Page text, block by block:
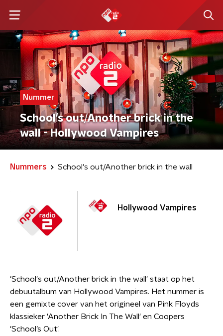
Nummer
School's out/Another brick in the
wall - Hollywood Vampires
Nummers School's out/Another brick in the wall
Hollywood Vampires
'School's out/Another brick in the wall' staat op het
debuutalbum van Hollywood Vampires. Het nummer is
een gemixte cover van het origineel van Pink Floyds
klassieker 'Another Brick In The Wall' en Coopers
'School’s Out'.